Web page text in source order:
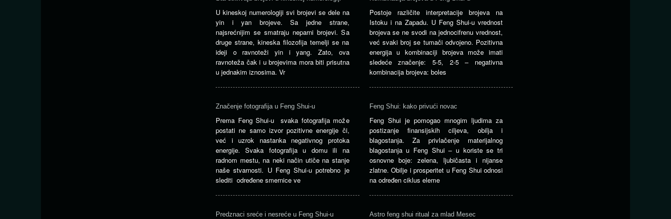
U kineskoj numerologiji svi brojevi se dele na
yin i yan brojeve. Sa jedne strane,
najsrećnijim se smatraju neparni brojevi. Sa
druge strane, kineska filozofija temelji se na
ideji o ravnoteži yin i yang. Zato, ova
ravnoteža čak i u brojevima mora biti prisutna
u jednakim iznosima. Vr
Postoje različite interpretacije brojeva na
Istoku i na Zapadu. U Feng Shui-u vrednost
brojeva se ne svodi na jednocifrenu vrednost,
već svaki broj se tumači odvojeno. Pozitivna
energija u kombinaciji brojeva može imati
sledeće značenje: 5-5, 2-5 – negativna
kombinacija brojeva: boles
Značenje fotografija u Feng Shui-u
Prema Feng Shui-u svaka fotografija može
postati ne samo izvor pozitivne energije či,
već i uzrok nastanka negativnog protoka
energije. Svaka fotografija u domu ili na
radnom mestu, na neki način utiče na stanje
naše stvarnosti. U Feng Shui-u potrebno je
slediti određene smernice ve
Feng Shui: kako privući novac
Feng Shui je pomogao mnogim ljudima za
postizanje finansijskih ciljeva, obilja i
blagostanja. Za privlačenje materijalnog
blagostanja u Feng Shui – u koriste se tri
osnovne boje: zelena, ljubičasta i nijanse
zlatne. Obilje i prosperitet u Feng Shui odnosi
na određen ciklus eleme
Predznaci sreće i nesreće u Feng Shui-u Astro feng shui ritual za mlad Mesec